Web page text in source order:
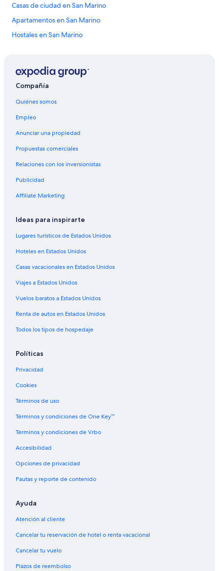
Casas de ciudad en San Marino
Apartamentos en San Marino
Hostales en San Marino
Hoteles baratos en San Marino
Hoteles con restaurante en San Marino
Hoteles que aceptan mascotas en San Marino
Vip Hotels en San Marino
Hoteles en San Marino
Residencias en San Marino
Hoteles cerca de Monte Titano
Compañía
Quiénes somos
Empleo
Anunciar una propiedad
Propuestas comerciales
Relaciones con los inversionistas
Publicidad
Affiliate Marketing
Ideas para inspirarte
Lugares turísticos de Estados Unidos
Hoteles en Estados Unidos
Casas vacacionales en Estados Unidos
Viajes a Estados Unidos
Vuelos baratos a Estados Unidos
Renta de autos en Estados Unidos
Todos los tipos de hospedaje
Políticas
Privacidad
Cookies
Términos de uso
Términos y condiciones de One Key™
Términos y condiciones de Vrbo
Accesibilidad
Opciones de privacidad
Pautas y reporte de contenido
Ayuda
Atención al cliente
Cancelar tu reservación de hotel o renta vacacional
Cancelar tu vuelo
Plazos de reembolso